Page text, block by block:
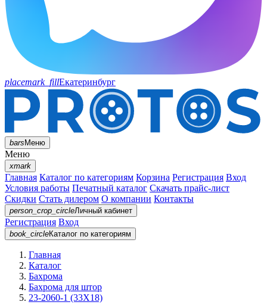
placemark_fillЕкатеринбург
barsМеню
Меню
xmark
Главная Каталог по категориям Корзина Регистрация Вход
Условия работы Печатный каталог Скачать прайс-лист
Скидки Стать дилером О компании Контакты
person_crop_circleЛичный кабинет
Регистрация Вход
book_circleКаталог по категориям
Главная
Каталог
Бахрома
Бахрома для штор
23-2060-1 (33X18)